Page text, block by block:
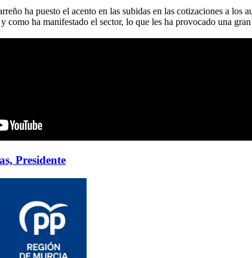
ha puesto el acento en las subidas en las cotizaciones a
como ha manifestado el sector, lo que les ha provocado una
Presidente